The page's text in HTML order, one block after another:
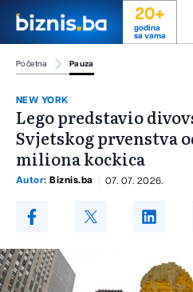
20+
godina
sa vama
Početna Pauza
NEW YORK
Lego predstavio
Svjetskog prvenstva
miliona kockica
Autor: Biznis.ba 07. 07. 2026.